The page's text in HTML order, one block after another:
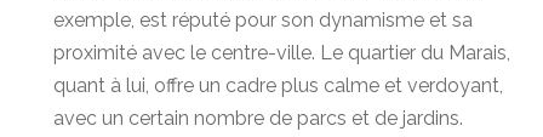
exemple, est réputé pour son dynamisme et sa
proximité avec le centre-ville. Le quartier du Marais,
quant à lui, offre un cadre plus calme et verdoyant,
avec un certain nombre de parcs et de jardins.